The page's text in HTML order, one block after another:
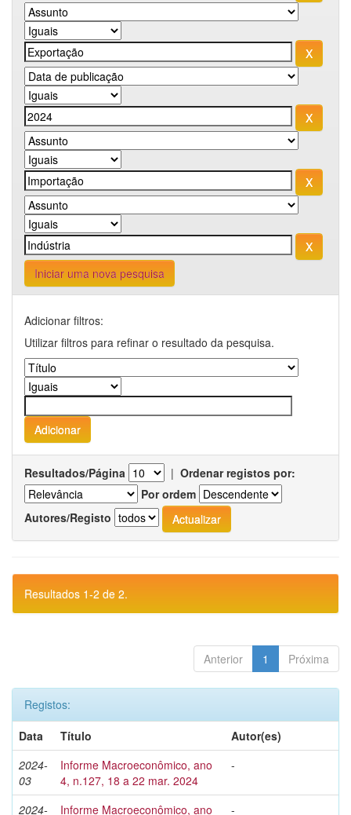
Iniciar uma nova pesquisa
Adicionar filtros:
Utilizar filtros para refinar o resultado da pesquisa.
Resultados/Página | Ordenar registos por:
Por ordem
Autores/Registo
Resultados 1-2 de 2.
Anterior 1 Próxima
Registos:
Data
Título
Autor(es)
2024-
03
Informe Macroeconômico, ano
4, n.127, 18 a 22 mar. 2024
-
2024- Informe Macroeconômico, ano -